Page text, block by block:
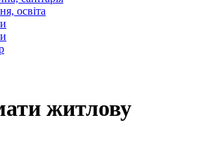
освіта
житлову